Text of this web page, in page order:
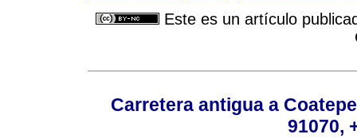
Este es un artículo
Carretera antigua a
91070,